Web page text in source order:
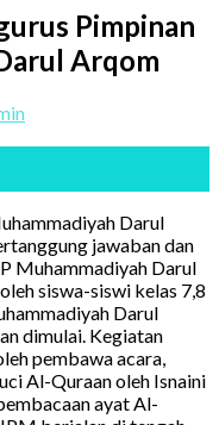
Pimpinan
Arqom
Darul
jawaban dan
Muhammadiyah Darul
siswa-siswi kelas 7,8
Darul
dimulai. Kegiatan
pembawa acara,
Al-Quraan oleh Isnaini
ayat Al-